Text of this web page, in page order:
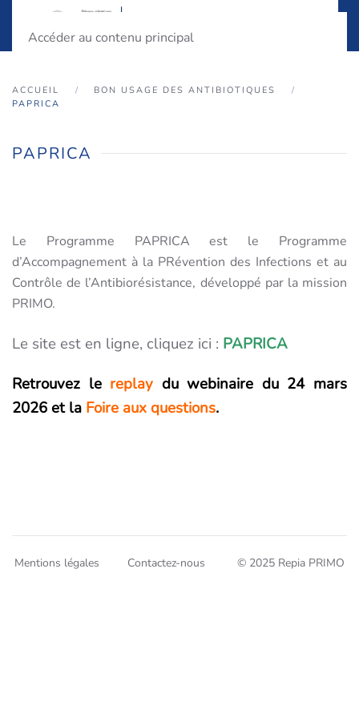
Accéder au contenu principal
ACCUEIL
BON USAGE DES ANTIBIOTIQUES
PAPRICA
PAPRICA
Le Programme PAPRICA est le Programme
d’Accompagnement à la PRévention des Infections et au
Contrôle de l’Antibiorésistance, développé par la mission
PRIMO.
Le site est en ligne, cliquez ici : PAPRICA
Retrouvez lereplay du webinaire du 24 mars
2026 et la Foire aux questions.
Mentions légales Contactez-nous © 2025 Repia PRIMO